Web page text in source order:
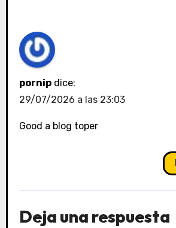
pornip dice:
29/07/2026 a las 23:03
Good a blog toper
Deja una respuesta